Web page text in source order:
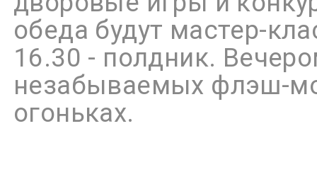
обеда будут мастер-
16.30 - полдник.
незабываемых флэш-
огоньках.